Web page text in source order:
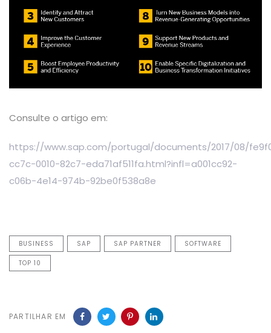
Consulte o artigo em:
https://www.sap.com/portugal/documents/2017/08/
cc7c-0010-82c7-eda71af511fa.html?infl=a001cc92-
c06b-4e14-974b-92be0f538a8e
BUSINESS SAP SAP PARTNER SOFTWARE
TOP 10
PARTILHAR EM